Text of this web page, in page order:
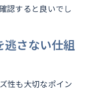
認すると良いでし
逃さない仕組
性も大切なポイン